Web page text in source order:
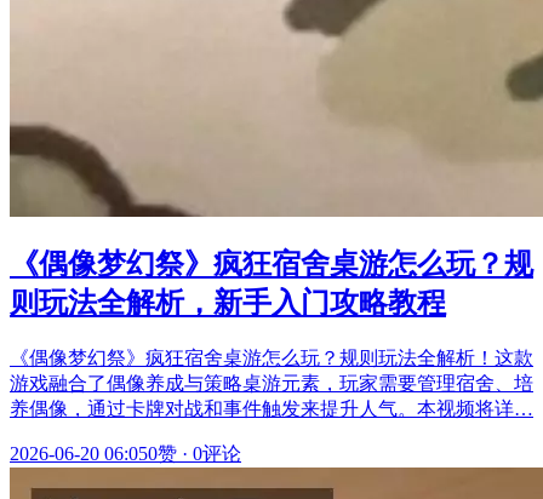
《偶像梦幻祭》疯狂宿舍桌游怎么玩？规
则玩法全解析，新手入门攻略教程
《偶像梦幻祭》疯狂宿舍桌游怎么玩？规则玩法全解析！这款
游戏融合了偶像养成与策略桌游元素，玩家需要管理宿舍、培
养偶像，通过卡牌对战和事件触发来提升人气。本视频将详…
2026-06-20 06:050赞 · 0评论